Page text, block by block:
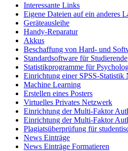
Interessante Links
Eigene Dateien auf ein anderes
Geräteausleihe
Handy-Reparatur
Akkus
Beschaffung von Hard- und
Standardsoftware für Studierende
Statistikprogramme für
Einrichtung einer SPSS-Statistik
Machine Learning
Erstellen eines Posters
Virtuelles Privates Netzwerk
Einrichtung der Multi-Faktor
Einrichtung der Multi-Faktor
Plagiatsüberprüfung für
News Einträge
News Einträge Formatieren